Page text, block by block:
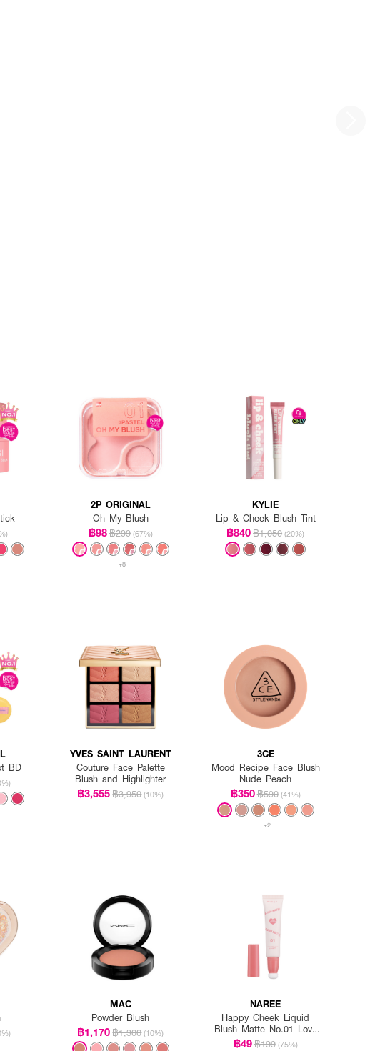
2P ORIGINAL
Oh My Blush
฿98฿299 (67%)
+8
KYLIE
Lip & Cheek Blush Tint
฿840฿1,050 (20%)
BD
YVES SAINT LAURENT
Couture Face Palette
Blush and Highlighter
฿3,555฿3,950 (10%)
3CE
Mood Recipe Face Blush
Nude Peach
฿350฿590 (41%)
+2
MAC
Powder Blush
฿1,170฿1,300 (10%)
NAREE
Happy Cheek Liquid
Blush Matte No.01 Love
At First Sight
฿49฿199 (75%)